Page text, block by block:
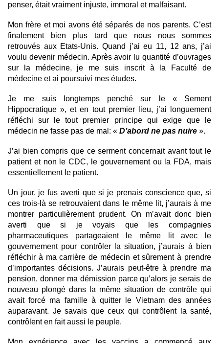
penser, était vraiment injuste, immoral et malfaisant.
Mon frère et moi avons été séparés de nos parents. C’est
finalement bien plus tard que nous nous sommes
retrouvés aux Etats-Unis. Quand j’ai eu 11, 12 ans, j’ai
voulu devenir médecin. Après avoir lu quantité d’ouvrages
sur la médecine, je me suis inscrit à la Faculté de
médecine et ai poursuivi mes études.
Je me suis longtemps penché sur le « Sement
Hippocratique », et en tout premier lieu, j’ai longuement
réfléchi sur le tout premier principe qui exige que le
médecin ne fasse pas de mal: « D’abord ne pas nuire ».
J’ai bien compris que ce serment concernait avant tout le
patient et non le CDC, le gouvernement ou la FDA, mais
essentiellement le patient.
Un jour, je fus averti que si je prenais conscience que, si
ces trois-là se retrouvaient dans le même lit, j’aurais à me
montrer particulièrement prudent. On m’avait donc bien
averti que si je voyais que les compagnies
pharmaceutiques partageaient le même lit avec le
gouvernement pour contrôler la situation, j’aurais à bien
réfléchir à ma carrière de médecin et sûrement à prendre
d’importantes décisions. J’aurais peut-être à prendre ma
pension, donner ma démission parce qu’alors je serais de
nouveau plongé dans la même situation de contrôle qui
avait forcé ma famille à quitter le Vietnam des années
auparavant. Je savais que ceux qui contrôlent la santé,
contrôlent en fait aussi le peuple.